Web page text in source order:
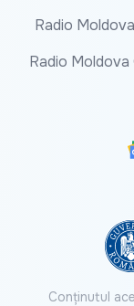
Radio
Radio
Conținutul